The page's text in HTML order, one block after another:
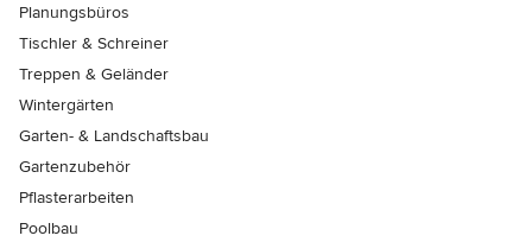
Planungsbüros
Tischler & Schreiner
Treppen & Geländer
Wintergärten
Garten- & Landschaftsbau
Gartenzubehör
Pflasterarbeiten
Poolbau